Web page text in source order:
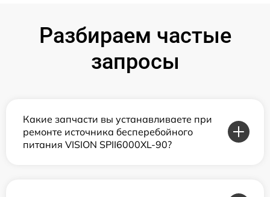
Разбираем частые
запросы
Какие запчасти вы устанавливаете при
ремонте источника бесперебойного
питания VISION SPII6000XL-90?